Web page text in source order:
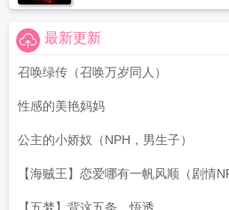
最新更新
召唤绿传（召唤万岁同人）
性感的美艳妈妈
公主的小娇奴（NPH，男生子）
【海贼王】恋爱哪有一帆风顺（剧情